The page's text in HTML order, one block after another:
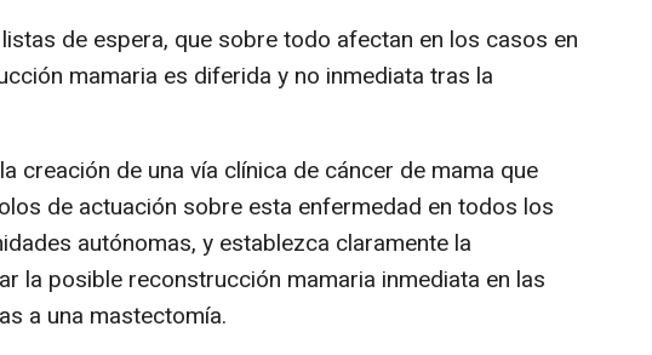
de espera, que sobre todo afectan en los casos en
mamaria es diferida y no inmediata tras la
creación de una vía clínica de cáncer de mama que
de actuación sobre esta enfermedad en todos los
autónomas, y establezca claramente la
la posible reconstrucción mamaria inmediata en las
a una mastectomía.